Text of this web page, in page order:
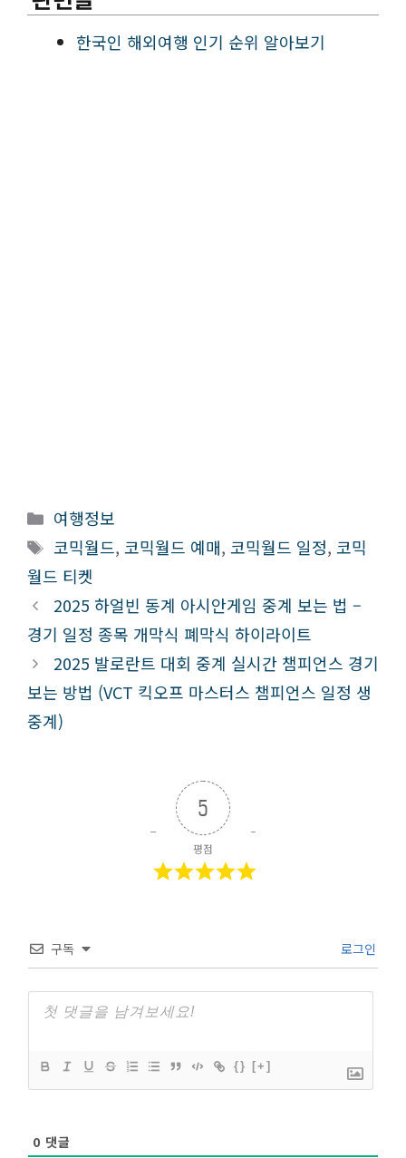
한국인 해외여행 인기 순위 알아보기
카
테
리
여행정보
태
그
코믹월드, 코믹월드 예매, 코믹월드 일정, 코믹
월드 티켓
2025 하얼빈 동계 아시안게임 중계 보는 법 –
경기 일정 종목 개막식 폐막식 하이라이트
2025 발로란트 대회 중계 실시간 챔피언스 경기
보는 방법 (VCT 킥오프 마스터스 챔피언스 일정 생
중계)
5
평점
구독 로그인
{} [+]
0 댓글